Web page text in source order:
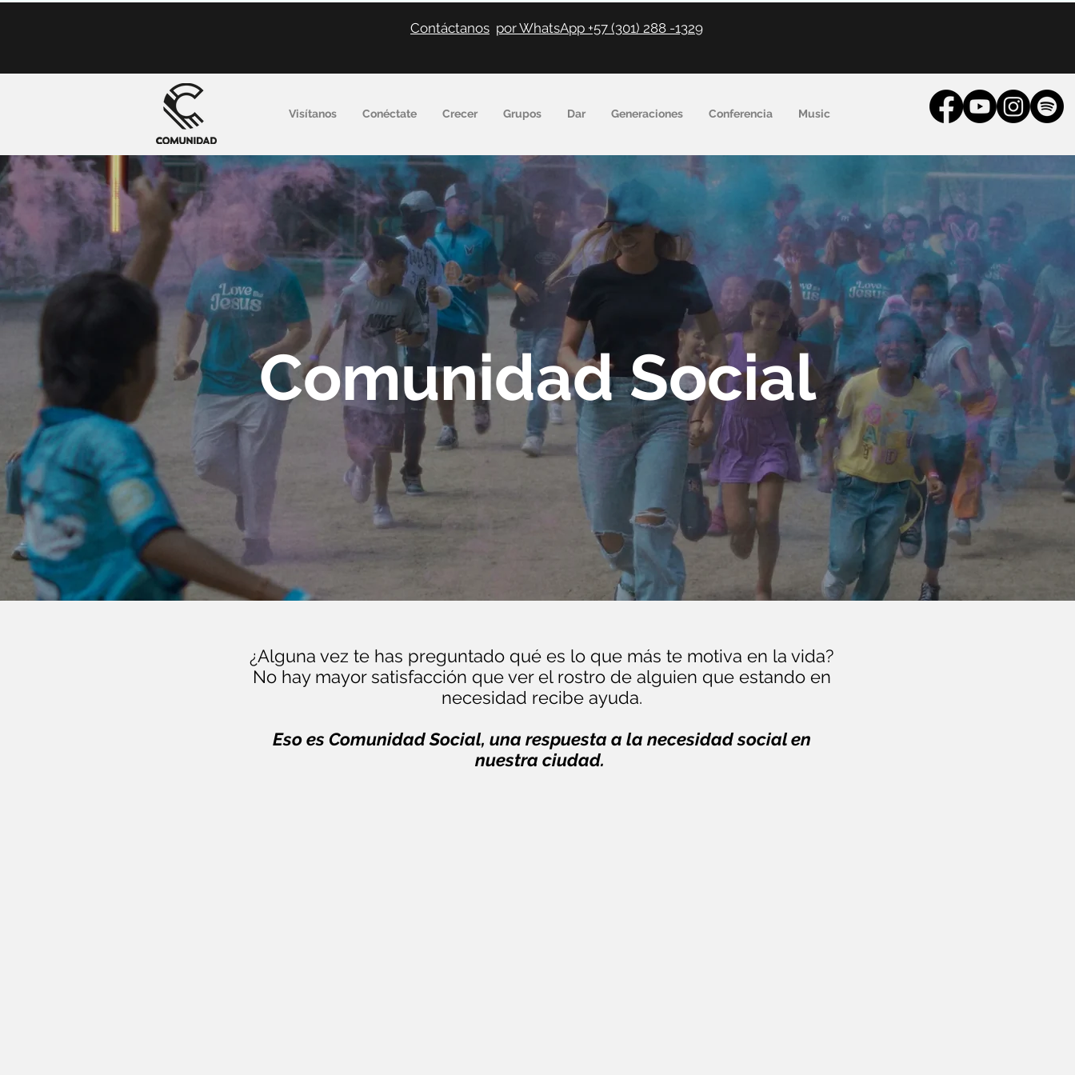
por WhatsApp +57 (301) 288 -1329
Contáctanos
Visítanos Conéctate Crecer Grupos Dar Generaciones Conferencia Music
Comunidad Social
¿Alguna vez te has preguntado qué es lo que más te motiva en la vida?
No hay mayor satisfacción que ver el rostro de alguien que estando en
necesidad recibe ayuda.
Eso es Comunidad Social, una respuesta a la necesidad social en
nuestra ciudad.